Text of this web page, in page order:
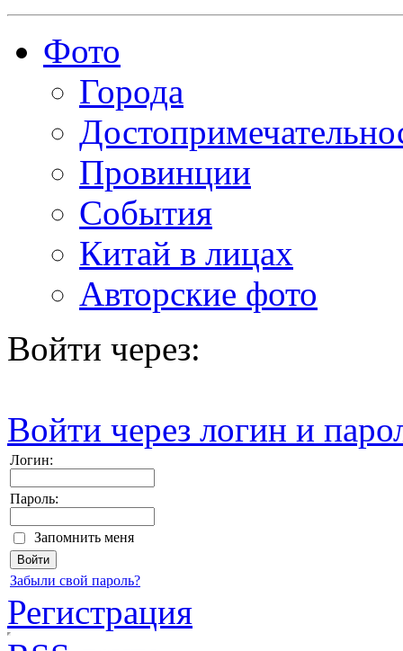
Фото
Города
Провинции
События
Китай в лицах
Авторские фото
Войти через:
Войти через логин и
Логин:
Пароль:
Запомнить меня
Забыли свой пароль?
Регистрация